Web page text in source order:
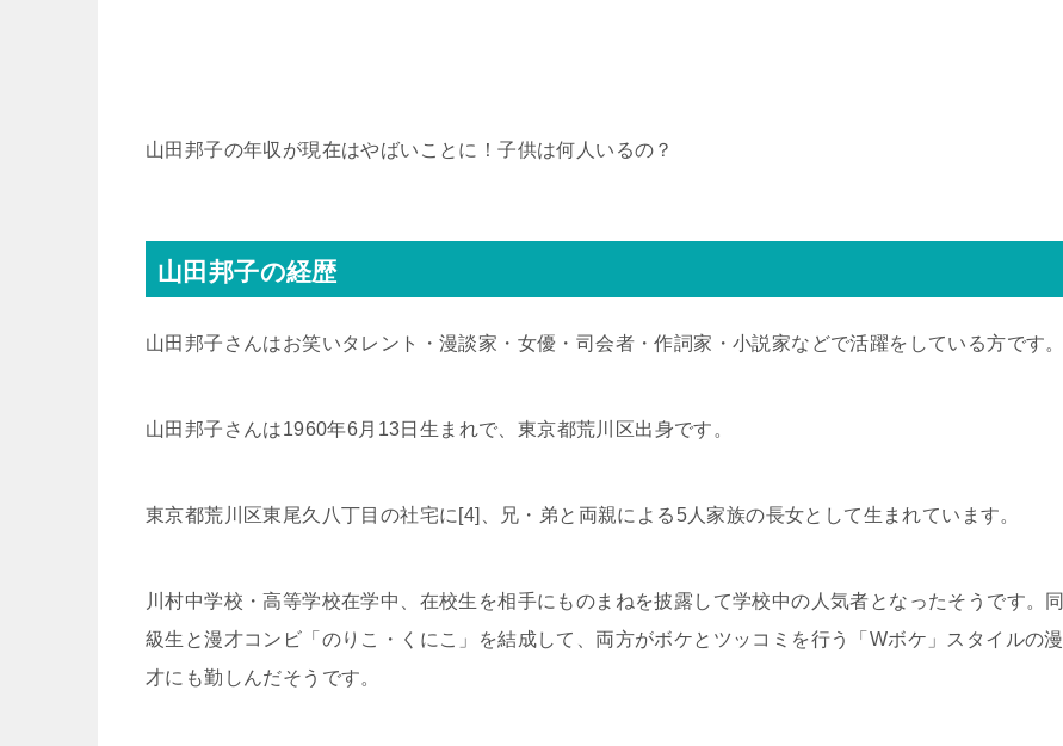
山田邦子の年収が現在はやばいことに！子供は何人いるの？
山田邦子の経歴
山田邦子さんはお笑いタレント・漫談家・女優・司会者・作詞家・小説家などで活躍をしている方です。
山田邦子さんは1960年6月13日生まれで、東京都荒川区出身です。
東京都荒川区東尾久八丁目の社宅に[4]、兄・弟と両親による5人家族の長女として生まれています。
川村中学校・高等学校在学中、在校生を相手にものまねを披露して学校中の人気者となったそうです。同
級生と漫才コンビ「のりこ・くにこ」を結成して、両方がボケとツッコミを行う「Wボケ」スタイルの漫
才にも勤しんだそうです。